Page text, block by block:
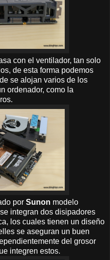
con el ventilador, tan solo
de esta forma podemos
se alojan varios de los
ordenador, como la
por Sunon modelo
integran dos disipadores
los cuales tienen un diseño
se aseguran un buen
del grosor
integren estos.